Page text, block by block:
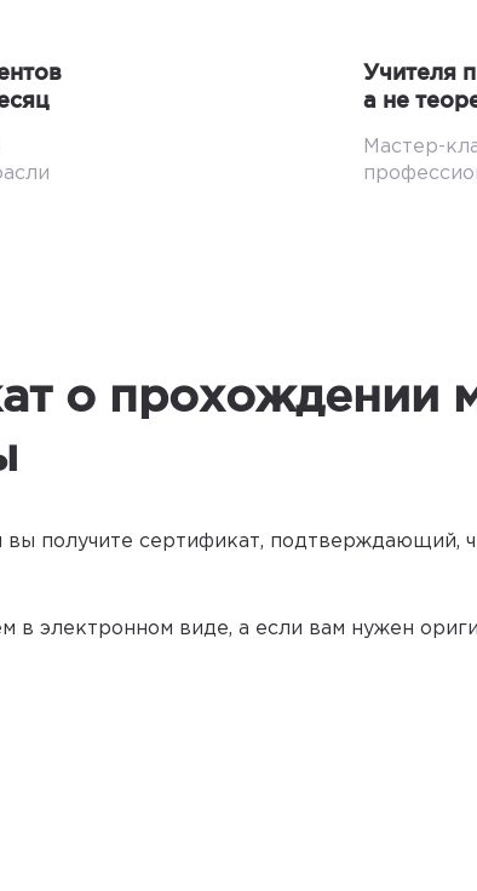
Учителя
а не
Мастер-
о прохождении
вы получите сертификат, подтверждающий,
в электронном виде, а если вам нужен